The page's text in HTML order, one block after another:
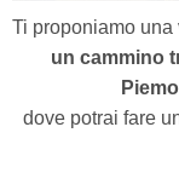
Ti proponiamo una
un cammino
dove potrai fare